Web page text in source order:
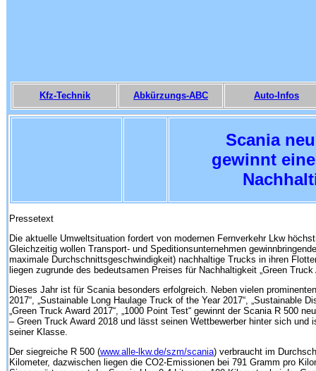
Kfz-Technik Abkürzungs-ABC Auto-Infos
Scania
gewinnt
Pressetext
Die aktuelle Umweltsituation fordert von modernen Fernverkehr Lkw
Gleichzeitig wollen Transport- und Speditionsunternehmen
maximale Durchschnittsgeschwindigkeit) nachhaltige Trucks in ihren
liegen zugrunde des bedeutsamen Preises für Nachhaltigkeit „Green Truck
Dieses Jahr ist für Scania besonders erfolgreich. Neben vielen
2017“, „Sustainable Long Haulage Truck of the Year 2017“, „Sustainable
„Green Truck Award 2017“, „1000 Point Test“ gewinnt der Scania R 500
– Green Truck Award 2018 und lässt seinen Wettbewerber hinter sich und
seiner Klasse.
Der siegreiche R 500 (www.alle-lkw.de/szm/scania) verbraucht im
Kilometer, dazwischen liegen die CO2-Emissionen bei 791 Gramm pro